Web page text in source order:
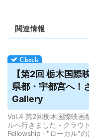
関連情報
【第2回 栃木国際
県都・宇都宮へ！
Gallery
Vol.4 第2回栃木国際映画
ルへ行きました - クラウ
Fellowship · "ローカル"の